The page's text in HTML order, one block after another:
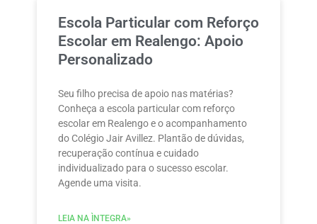
Escola Particular com Reforço
Escolar em Realengo: Apoio
Personalizado
Seu filho precisa de apoio nas matérias?
Conheça a escola particular com reforço
escolar em Realengo e o acompanhamento
do Colégio Jair Avillez. Plantão de dúvidas,
recuperação contínua e cuidado
individualizado para o sucesso escolar.
Agende uma visita.
LEIA NA ÌNTEGRA»